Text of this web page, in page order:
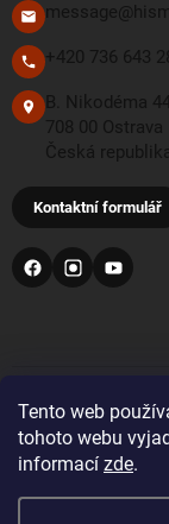
Tento web
tohoto webu
informací zde.
+420 736 643
B. Nikodéma
708 00 Ostrava
Česká
Kontaktní formulář